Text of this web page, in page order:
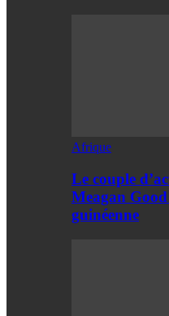
Afrique
Le couple
Meagan
guinéenne